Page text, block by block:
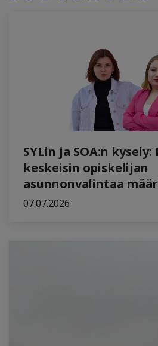
SYLin ja SOA:n
keskeisin opiskelijan
asunnonvalintaa
07.07.2026